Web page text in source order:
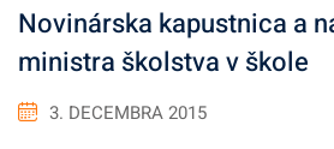
Novinárska kapustnica a
ministra školstva v škole
3. DECEMBRA 2015